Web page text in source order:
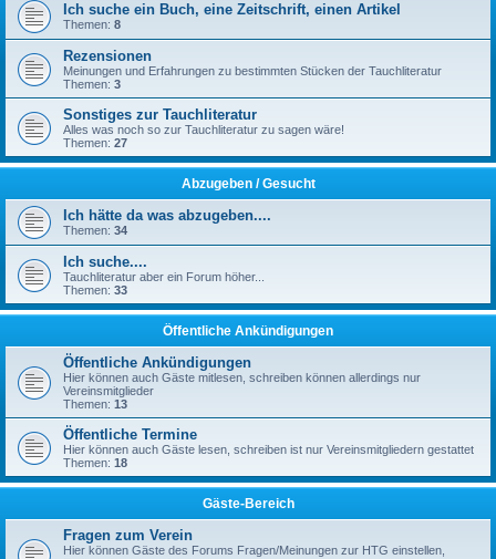
Ich suche ein Buch, eine Zeitschrift, einen Artikel
Themen: 8
Rezensionen
Meinungen und Erfahrungen zu bestimmten Stücken der Tauchliteratur
Themen: 3
Sonstiges zur Tauchliteratur
Alles was noch so zur Tauchliteratur zu sagen wäre!
Themen: 27
Abzugeben / Gesucht
Ich hätte da was abzugeben....
Themen: 34
Ich suche....
Tauchliteratur aber ein Forum höher...
Themen: 33
Öffentliche Ankündigungen
Öffentliche Ankündigungen
Hier können auch Gäste mitlesen, schreiben können allerdings nur
Vereinsmitglieder
Themen: 13
Öffentliche Termine
Hier können auch Gäste lesen, schreiben ist nur Vereinsmitgliedern gestattet
Themen: 18
Gäste-Bereich
Fragen zum Verein
Hier können Gäste des Forums Fragen/Meinungen zur HTG einstellen,